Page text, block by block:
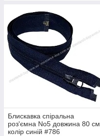
Блискавка спіральна
роз'ємна No5 довжина 80 см
колір синій #786